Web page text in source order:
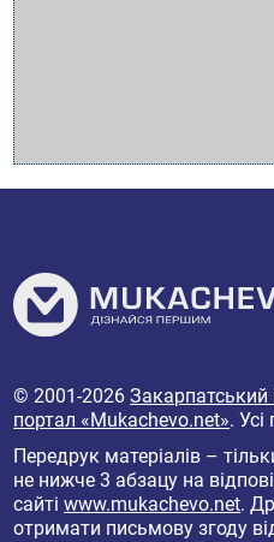
© 2001-2026Закарпатський
портал «Mukachevo.net».
Передрук матеріалів –
не нижче 3 абзацу на
сайтіwww.mukachevo.net.
отримати письмову згоду